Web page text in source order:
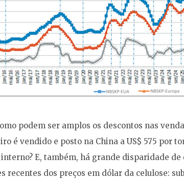
podem ser amplos os descontos nas
é vendido e posto na China a US$ 575 por
E, também, há grande disparidade de
recentes dos preços em dólar da celulose: